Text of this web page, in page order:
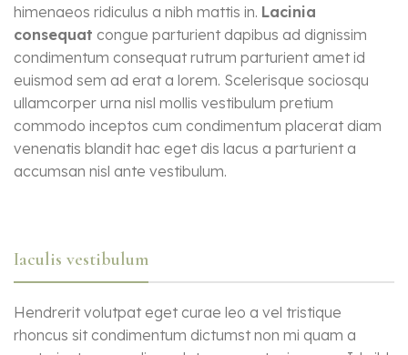
himenaeos ridiculus a nibh mattis in. Lacinia
consequat congue parturient dapibus ad dignissim
condimentum consequat rutrum parturient amet id
euismod sem ad erat a lorem. Scelerisque sociosqu
ullamcorper urna nisl mollis vestibulum pretium
commodo inceptos cum condimentum placerat diam
venenatis blandit hac eget dis lacus a parturient a
accumsan nisl ante vestibulum.
Iaculis vestibulum
Hendrerit volutpat eget curae leo a vel tristique
rhoncus sit condimentum dictumst non mi quam a